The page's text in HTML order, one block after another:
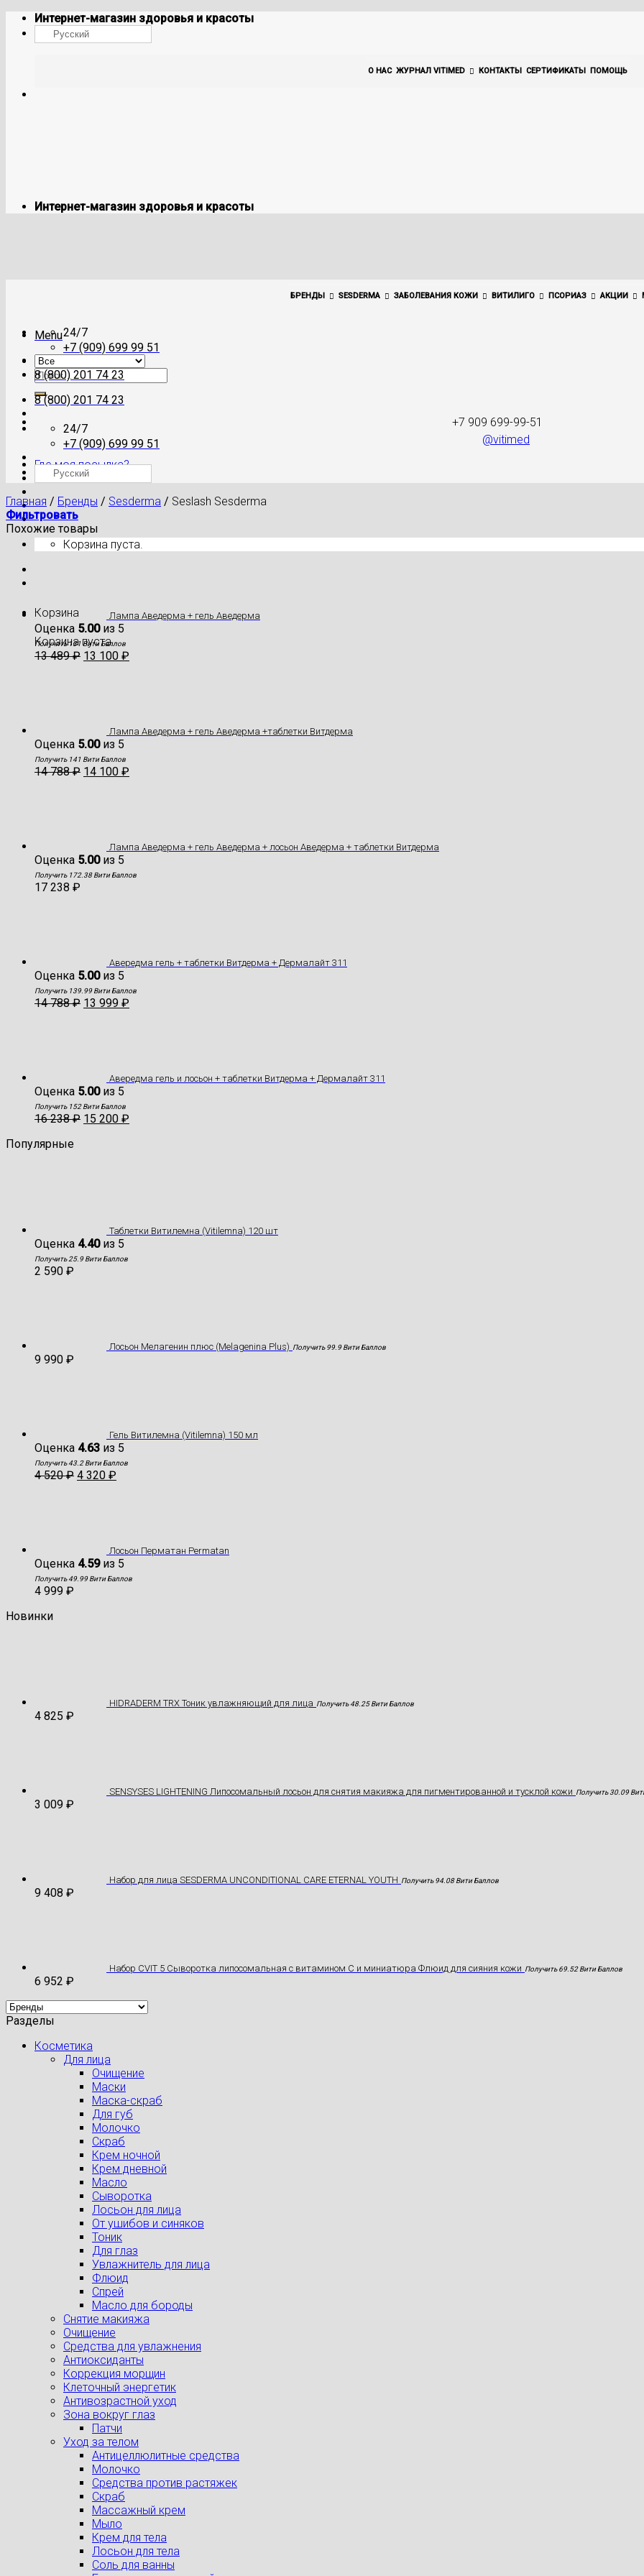
Skip
content
Интернет-магазин здоровья и красоты
Русский
О НАС ЖУРНАЛ VITIMED КОНТАКТЫ СЕРТИФИКАТЫ ПОМОЩЬ
Интернет-магазин здоровья и красоты
Menu
Искать:
+7 909 699-99-51
@vitimed
Где моя посылка?
Корзина пуста.
Корзина
Корзина пуста.
БРЕНДЫ SESDERMA ЗАБОЛЕВАНИЯ КОЖИ ВИТИЛИГО ПСОРИАЗ АКЦИИ
24/7
+7 (909) 699 99 51
8 (800) 201 74 23
8 (800) 201 74 23
24/7
+7 (909) 699 99 51
Русский
Главная / Бренды / Sesderma / Seslash Sesderma
Фильтровать
Похожие товары
Лампа Аведерма + гель Аведерма
Оценка 5.00из 5
Получить 131 Вити Баллов
13 489₽ 13 100 ₽
Лампа Аведерма + гель Аведерма +таблетки Витдерма
Оценка 5.00из 5
Получить 141 Вити Баллов
14 788₽ 14 100 ₽
Лампа Аведерма + гель Аведерма + лосьон Аведерма + таблетки Витдерма
Оценка 5.00из 5
Получить 172.38 Вити Баллов
17 238 ₽
Авередма гель + таблетки Витдерма + Дермалайт 311
Оценка 5.00из 5
Получить 139.99 Вити Баллов
14 788₽ 13 999 ₽
Авередма гель и лосьон + таблетки Витдерма + Дермалайт 311
Оценка 5.00из 5
Получить 152 Вити Баллов
16 238₽ 15 200 ₽
Популярные
Таблетки Витилемна (Vitilemna) 120 шт
Оценка 4.40из 5
Получить 25.9 Вити Баллов
2 590 ₽
Лосьон Мелагенин плюс (Melagenina Plus) Получить 99.9 Вити Баллов
9 990 ₽
Гель Витилемна (Vitilemna) 150 мл
Оценка 4.63 из 5
Получить 43.2 Вити Баллов
4 520₽ 4 320 ₽
Лосьон Перматан Permatan
Оценка 4.59из 5
Получить 49.99 Вити Баллов
4 999 ₽
Новинки
HIDRADERM TRX Тоник увлажняющий для лица Получить 48.25 Вити Баллов
4 825 ₽
SENSYSES LIGHTENING Липосомальный лосьон для снятия макияжа для пигментированной и тусклой кожи Получить 30.09
3 009 ₽
Hабор для лица SESDERMA UNCONDITIONAL CARE ETERNAL YOUTH Получить 94.08 Вити Баллов
9 408 ₽
Набор CVIT 5 Сыворотка липосомальная с витамином С и миниатюра Флюид для сияния кожи Получить 69.52 Вити Баллов
6 952 ₽
Разделы
Косметика
Для лица
Очищение
Маски
Маска-скраб
Для губ
Молочко
Скраб
Крем ночной
Крем дневной
Масло
Сыворотка
Лосьон для лица
От ушибов и синяков
Тоник
Для глаз
Увлажнитель для лица
Флюид
Спрей
Масло для бороды
Снятие макияжа
Очищение
Средства для увлажнения
Антиоксиданты
Коррекция морщин
Клеточный энергетик
Антивозрастной уход
Зона вокруг глаз
Патчи
Уход за телом
Антицеллюлитные средства
Молочко
Средства против растяжек
Скраб
Массажный крем
Мыло
Крем для тела
Лосьон для тела
Соль для ванны